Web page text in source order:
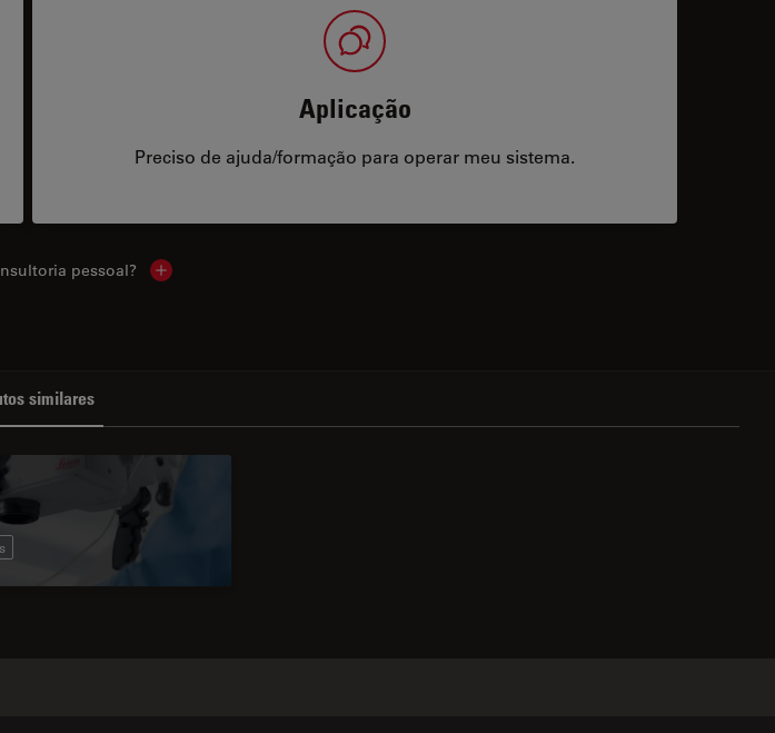
Aplicação
Preciso de ajuda/formação para operar meu sistema.
pessoal? Show local contacts
similares